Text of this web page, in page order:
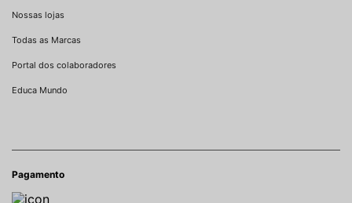
Nossas lojas
Todas as Marcas
Portal dos colaboradores
Educa Mundo
Pagamento